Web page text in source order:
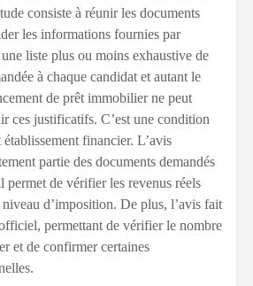
consiste à réunir les documents
les informations fournies par
liste plus ou moins exhaustive de
à chaque candidat et autant le
de prêt immobilier ne peut
ces justificatifs. C’est une condition
financier. L’avis
partie des documents demandés
permet de vérifier les revenus réels
d’imposition. De plus, l’avis fait
permettant de vérifier le nombre
et de confirmer certaines